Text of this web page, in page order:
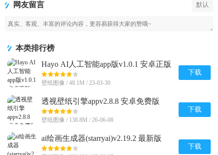
网友留言 默认
本类排行榜
Hayo AI人工智能app版v1.0.1 安卓正版
壁纸图像 / 48.1M / 23-03-30
下载
透视壁纸引擎appv2.8.8 安卓免费版
壁纸图像 / 138.8M / 26-06-08
下载
ai绘画生成器(starryai)v2.19.2 最新版
下载